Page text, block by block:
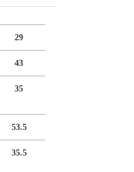
29
43
35
53.5
35.5